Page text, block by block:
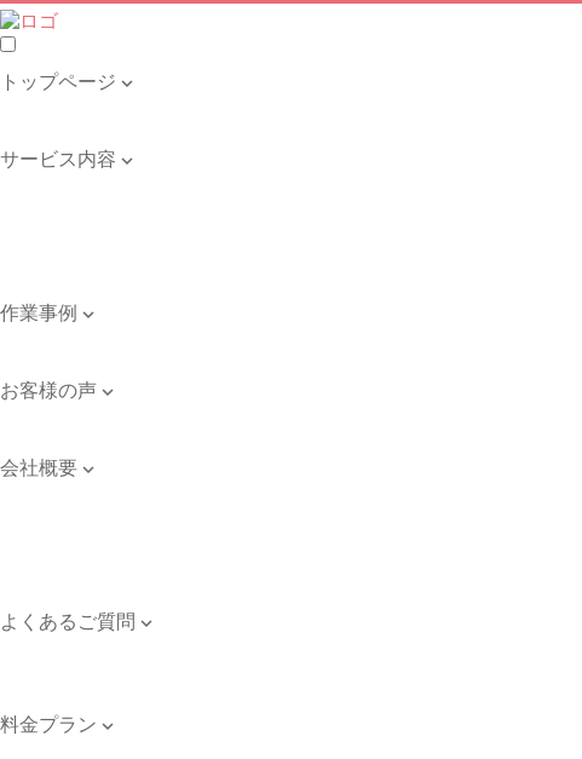
トップページ 
サービス内容 
作業事例 
お客様の声 
会社概要 
よくあるご質問 
料金プラン 